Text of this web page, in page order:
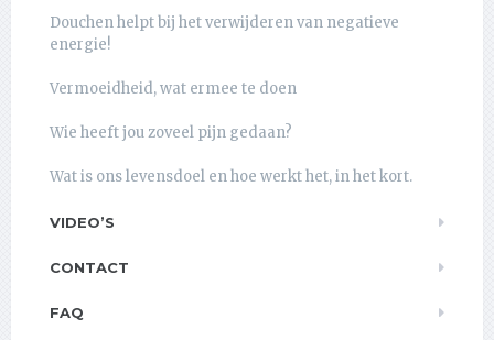
Douchen helpt bij het verwijderen van negatieve
energie!
Vermoeidheid, wat ermee te doen
Wie heeft jou zoveel pijn gedaan?
Wat is ons levensdoel en hoe werkt het, in het kort.
VIDEO’S
CONTACT
FAQ